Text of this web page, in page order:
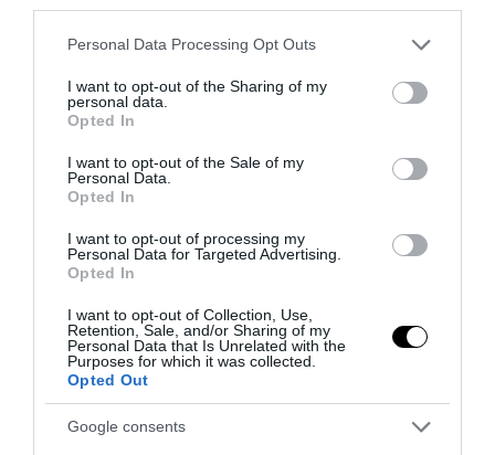
Please note that this website/app uses one or more Google
not limited to your visit or usage behaviour. You may click to
grant or deny consent to Google and its third-party tags to
use your data for below specified purposes in below Google
consent section.
Personal Data Processing Opt Outs
I want to opt-out of the Sharing of my
personal data.
Opted In
I want to opt-out of the Sale of my
Personal Data.
Opted In
I want to opt-out of processing my
Personal Data for Targeted Advertising.
Opted In
I want to opt-out of Collection, Use,
Retention, Sale, and/or Sharing of my
Personal Data that Is Unrelated with the
Purposes for which it was collected.
Opted Out
Google consents